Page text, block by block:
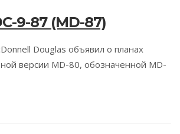
9-87 (MD-87)
Douglas объявил о планах
версии MD-80, обозначенной MD-